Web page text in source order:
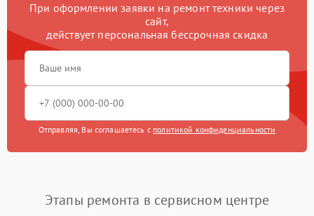
При оформлении заявки на ремонт техники через
сайт,
действует персональная бессрочная скидка
Отправляя, Вы соглашаетесь с политикой конфиденциальности
Этапы ремонта в сервисном центре